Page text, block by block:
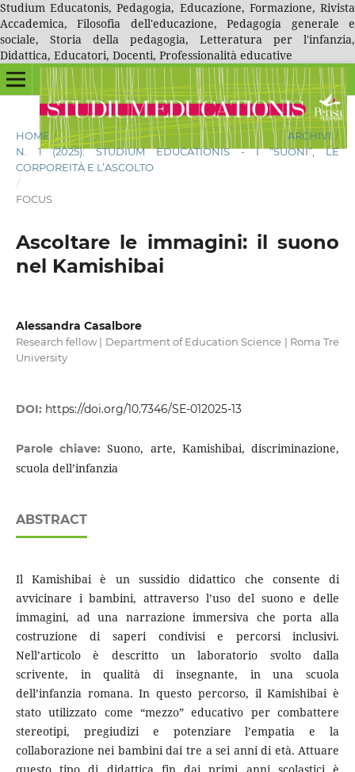
Studium Educatonis, Pedagogia, Educazione, Formazione, Rivista
Accademica, Filosofia dell'educazione, Pedagogia generale e
sociale, Storia della pedagogia, Letteratura per l'infanzia,
Didattica, Educatori, Docenti, Professionalità educative
HOME / ARCHIVI /
N. 1 (2025): STUDIUM EDUCATIONIS - I “SUONI”, LE
CORPOREITÀ E L’ASCOLTO
/
FOCUS
Ascoltare le immagini: il suono
nel Kamishibai
Alessandra Casalbore
Research fellow | Department of Education Science | Roma Tre
University
DOI: https://doi.org/10.7346/SE-012025-13
Parole chiave:Suono, arte, Kamishibai, discriminazione,
scuola dell’infanzia
ABSTRACT
Il Kamishibai è un sussidio didattico che consente di
avvicinare i bambini, attraverso l’uso del suono e delle
immagini, ad una narrazione immersiva che porta alla
costruzione di saperi condivisi e percorsi inclusivi.
Nell’articolo è descritto un laboratorio svolto dalla
scrivente, in qualità di insegnante, in una scuola
dell’infanzia romana. In questo percorso, il Kamishibai è
stato utilizzato come “mezzo” educativo per combattere
stereotipi, pregiudizi e potenziare l’empatia e la
collaborazione nei bambini dai tre a sei anni di età. Attuare